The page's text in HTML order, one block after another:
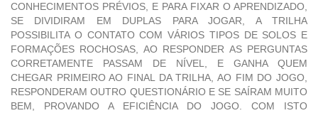
CONHECIMENTOS PRÉVIOS, E PARA FIXAR O APRENDIZADO,
SE DIVIDIRAM EM DUPLAS PARA JOGAR, A TRILHA
POSSIBILITA O CONTATO COM VÁRIOS TIPOS DE SOLOS E
FORMAÇÕES ROCHOSAS, AO RESPONDER AS PERGUNTAS
CORRETAMENTE PASSAM DE NÍVEL, E GANHA QUEM
CHEGAR PRIMEIRO AO FINAL DA TRILHA, AO FIM DO JOGO,
RESPONDERAM OUTRO QUESTIONÁRIO E SE SAÍRAM MUITO
BEM, PROVANDO A EFICIÊNCIA DO JOGO. COM ISTO